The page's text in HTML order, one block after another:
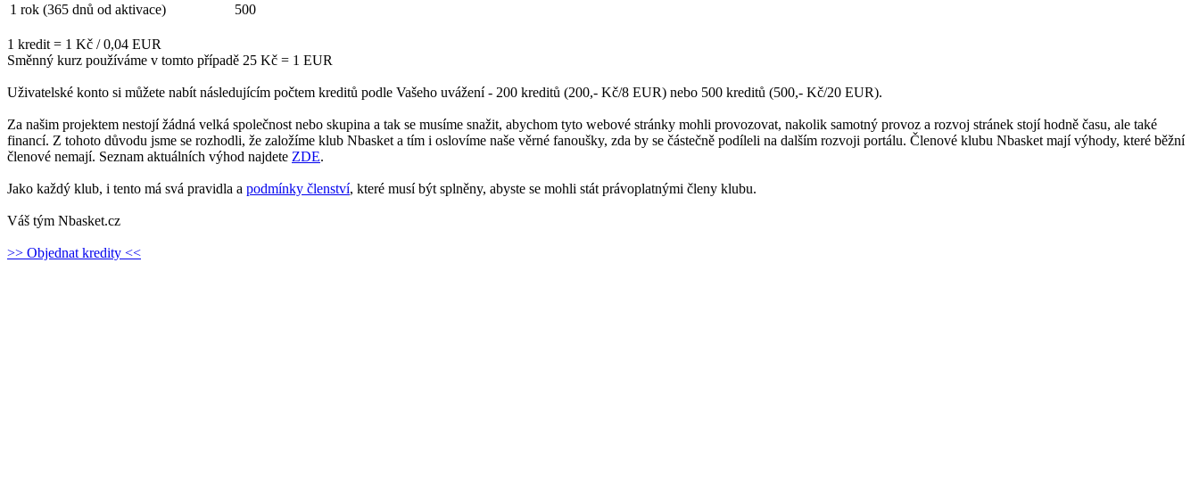
1 rok (365 dnů od aktivace)
500
1 kredit = 1 Kč / 0,04 EUR
Směnný kurz používáme v tomto případě 25 Kč = 1 EUR
Uživatelské konto si můžete nabít následujícím počtem kreditů podle Vašeho uvážení - 200 kreditů (200,- Kč/8 EUR) nebo 500 kreditů (500,- Kč/20 EUR).
Za našim projektem nestojí žádná velká společnost nebo skupina a tak se musíme snažit, abychom tyto webové stránky mohli provozovat, nakolik samotný provoz a rozvoj stránek stojí hodně času, ale také
financí. Z tohoto důvodu jsme se rozhodli, že založíme klub Nbasket a tím i oslovíme naše věrné fanoušky, zda by se částečně podíleli na dalším rozvoji portálu. Členové klubu Nbasket mají výhody, které běžní
členové nemají. Seznam aktuálních výhod najdete ZDE.
Jako každý klub, i tento má svá pravidla a podmínky členství, které musí být splněny, abyste se mohli stát právoplatnými členy klubu.
Váš tým Nbasket.cz
>> Objednat kredity <<